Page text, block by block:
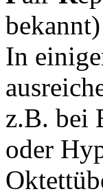
In
z.B. bei
oder